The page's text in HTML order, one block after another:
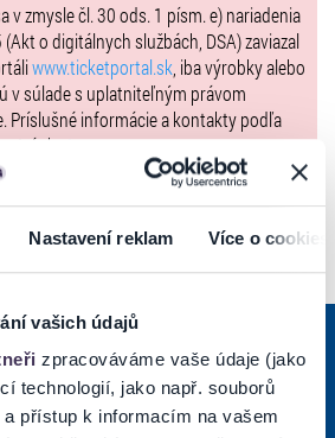
Nastavení reklam Více o cookies
vašich údajů
zpracováváme vaše údaje (jako
technologií, jako např. souborů
přístup k informacím na vašem
v zmysle čl. 30 ods. 1 písm. e) nariadenia
o digitálnych službách, DSA) zaviazal
www.ticketportal.sk , iba výrobky alebo
v súlade s uplatniteľným právom
Príslušné informácie a kontakty podľa
stránketu.
KODBERU NOVINIEK